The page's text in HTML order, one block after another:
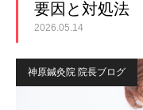
要因と対処法
2026.05.14
神原鍼灸院 院長ブログ